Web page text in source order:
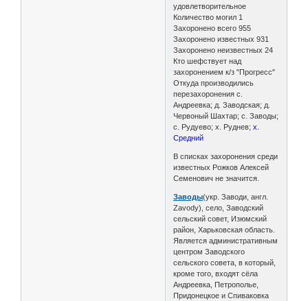
удовлетворительное
Количество могил 1
Захоронено всего 955
Захоронено известных 931
Захоронено неизвестных 24
Кто шефствует над
захоронением к/з "Прогресс"
Откуда производились
перезахоронения с.
Андреевка; д. Заводская; д.
Червоный Шахтар; с. Заводы;
с. Рудуево; х. Руднев;х.
Средний
В списках захоронения среди
известных Рожков Алексей
Семенович не значится.
Заводы(укр. Заводи, англ.
Zavody), село, Заводский
сельский совет, Изюмский
район, Харьковская область.
Является административным
центром Заводского
сельского совета, в который,
кроме того, входят сёла
Андреевка, Петрополье,
Придонецкое и Спиваковка